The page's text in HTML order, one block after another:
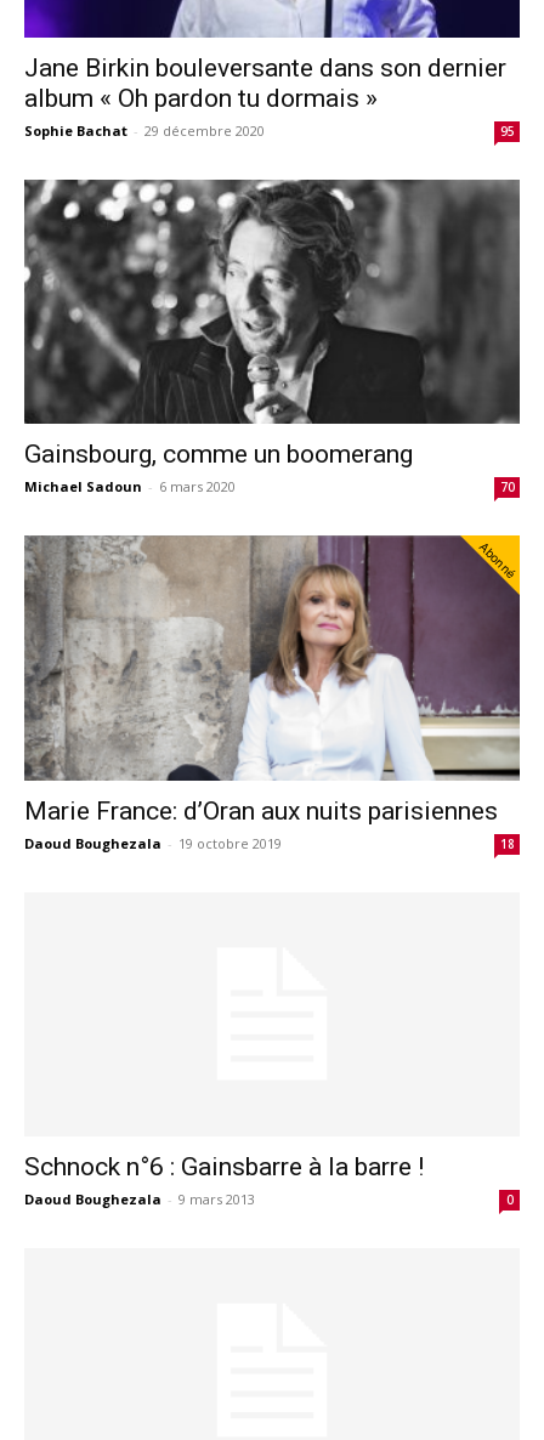
Jane Birkin bouleversante dans son dernier
album « Oh pardon tu dormais »
Sophie Bachat - 29 décembre 2020 95
Gainsbourg, comme un boomerang
Michael Sadoun - 6 mars 2020 70
Abonné
Marie France: d’Oran aux nuits parisiennes
Daoud Boughezala - 19 octobre 2019 18
Schnock n°6 : Gainsbarre à la barre !
Daoud Boughezala - 9 mars 2013 0